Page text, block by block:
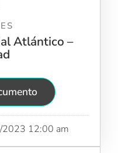
Atlántico –
2023 12:00 am